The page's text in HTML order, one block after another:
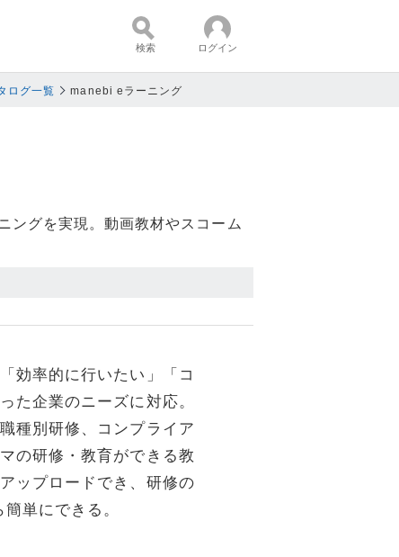
検索 ログイン
ログ一覧 manebi eラーニング
ングを実現。動画教材やスコーム
効率的に行いたい」「コ
た企業のニーズに対応。
種別研修、コンプライア
の研修・教育ができる教
ップロードでき、研修の
単にできる。